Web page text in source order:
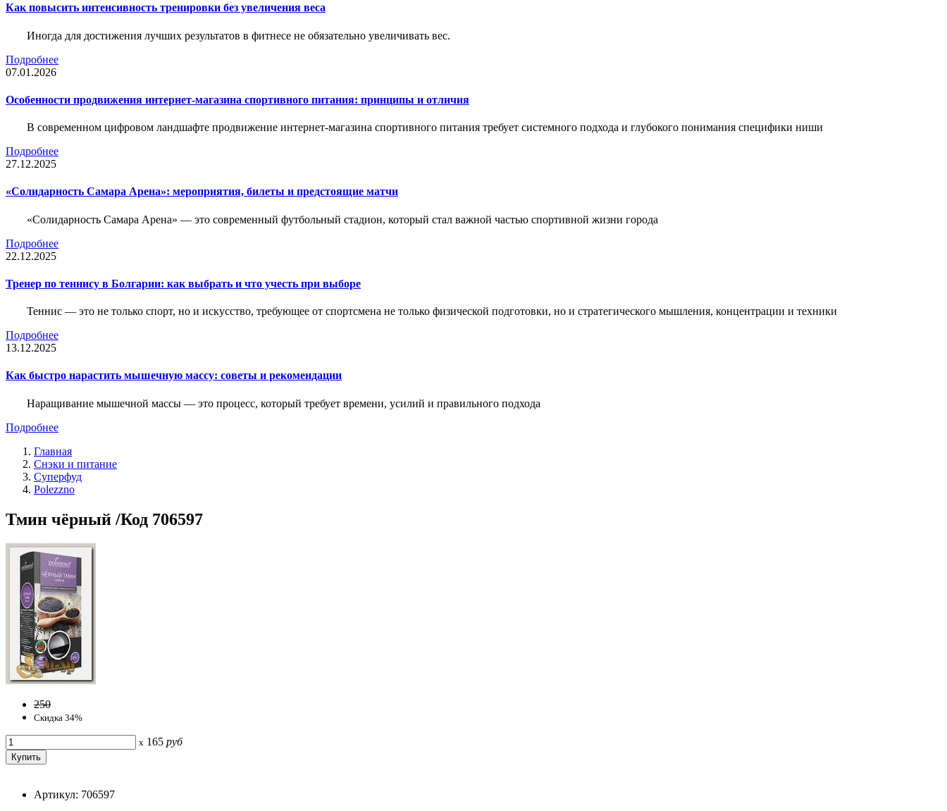
Как повысить интенсивность тренировки без увеличения веса
Иногда для достижения лучших результатов в фитнесе не обязательно увеличивать вес.
Подробнее
07.01.2026
Особенности продвижения интернет-магазина спортивного питания: принципы и отличия
В современном цифровом ландшафте продвижение интернет-магазина спортивного питания требует системного подхода и глубокого понимания специфики ниши
Подробнее
27.12.2025
«Солидарность Самара Арена»: мероприятия, билеты и предстоящие матчи
«Солидарность Самара Арена» — это современный футбольный стадион, который стал важной частью спортивной жизни города
Подробнее
22.12.2025
Тренер по теннису в Болгарии: как выбрать и что учесть при выборе
Теннис — это не только спорт, но и искусство, требующее от спортсмена не только физической подготовки, но и стратегического мышления, концентрации и техники
Подробнее
13.12.2025
Как быстро нарастить мышечную массу: советы и рекомендации
Наращивание мышечной массы — это процесс, который требует времени, усилий и правильного подхода
Подробнее
Главная
Снэки и питание
Суперфуд
Polezzno
Тмин чёрный /Код 706597
250
Скидка 34%
x 165 руб
Артикул: 706597